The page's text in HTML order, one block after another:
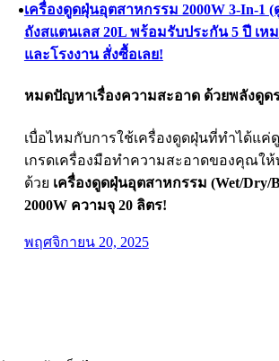
เครื่องดูดฝุ่นอุตสาหกรรม 2000W 3-In-1
ถังสแตนเลส 20L พร้อมรับประกัน 5 ปี เห
และโรงงาน สั่งซื้อเลย!
หมดปัญหาเรื่องความสะอาด ด้วยพลังดูด
เบื่อไหมกับการใช้เครื่องดูดฝุ่นที่ทำได้แค่
เกรดเครื่องมือทำความสะอาดของคุณให้
ด้วย เครื่องดูดฝุ่นอุตสาหกรรม (Wet/Dry/
2000W ความจุ 20 ลิตร!
พฤศจิกายน 20, 2025